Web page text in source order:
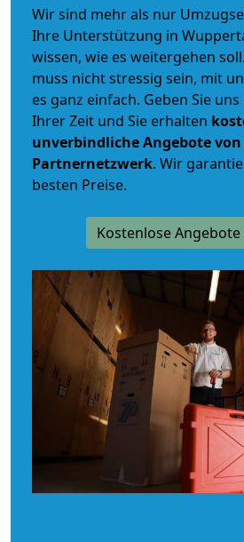
Wir sind mehr als nur
Ihre Unterstützung in
wissen, wie es weitergehen
muss nicht stressig sein, mit
es ganz einfach. Geben Sie
Ihrer Zeit und Sie erhalten
unverbindlicheAngebote
Partnernetzwerk. Wir
besten Preise.
Kostenlose